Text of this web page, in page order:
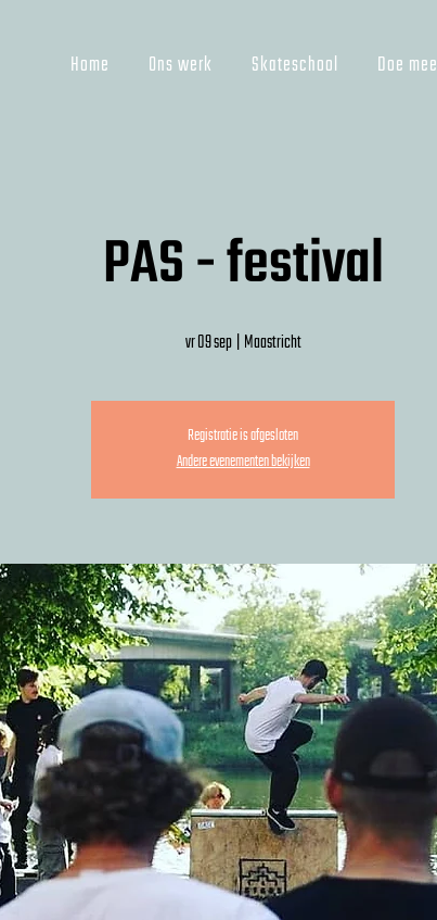
Home Ons werk Skateschool Doe mee
PAS - festival
vr 09 sep
  |
Maastricht
Registratie is afgesloten
Andere evenementen bekijken